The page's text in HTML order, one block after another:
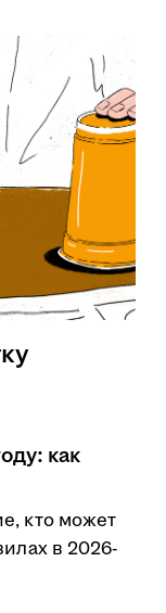
как
кто может
в 2026-